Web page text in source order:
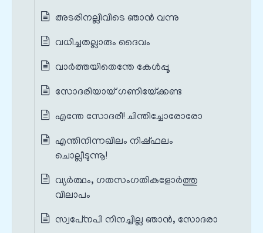
അടരിനല്ലിവിടെ ഞാന്‍ വന്നു
വധിച്ചതല്ലാരും ദൈവം
വാര്‍ത്തയിതെന്തേ കേള്‍പ്പൂ
സോദരിയായ് ഗണിയേ്ക്കണ്ട
എന്തേ സോദരീ! ചിന്തിച്ചോരോരോ
എന്തിനിന്നഖിലം നിഷ്ഫലം
ചൊല്ലീടുന്നൂ!
വ്യര്‍ത്ഥം, ഗതസംഗതികളോര്‍ത്തു
വിലാപം
സ്വപേ്‌നപി നിനച്ചില്ല ഞാന്‍, സോദരാ